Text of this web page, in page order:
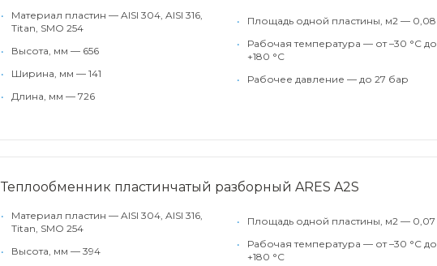
•
Материал пластин — AISI 304, AISI 316,
Titan, SMO 254
•
Высота, мм — 656
•
Ширина, мм — 141
•
Длина, мм — 726
•
Площадь одной пластины, м2 — 0,08
•
Рабочая температура — от –30 °С до
+180 °С
•
Рабочее давление — до 27 бар
Теплообменник пластинчатый разборный ARES A2S
•
Материал пластин — AISI 304, AISI 316,
Titan, SMO 254
•
Высота, мм — 394
•
Площадь одной пластины, м2 — 0,07
•
Рабочая температура — от –30 °С до
+180 °С